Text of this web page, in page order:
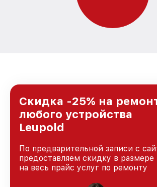
Скидка -25% на
любого устройства
Leupold
По предварительной записи с
предоставляем скидку в размере
на весь прайс услуг по ремонту